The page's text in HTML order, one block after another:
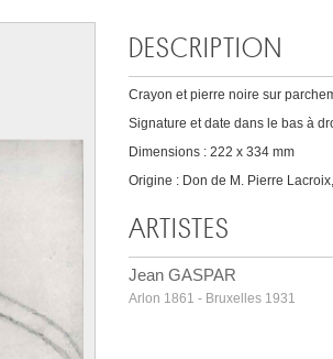
DESCRIPTION
Crayon et pierre noire sur
Signature et date dans le bas à
Dimensions : 222 x 334 mm
Origine : Don de M. Pierre
ARTISTES
Jean GASPAR
Arlon 1861 - Bruxelles 1931